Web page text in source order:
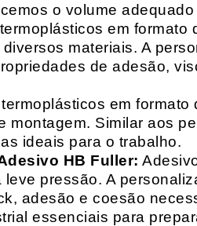
o volume
em formato
materiais. A
de adesão,
em
Similar aos
ideais para o trabalho.
HB Fuller:
pressão. A
adesão e coesão
essenciais para